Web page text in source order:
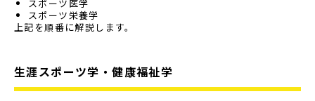
スポーツ医学
スポーツ栄養学
上記を順番に解説します。
生涯スポーツ学・健康福祉学